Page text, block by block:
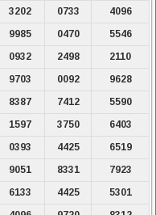
3202 0733
4096
9985 0470
5546
0932 2498
2110
9703 0092
9628
8387 7412
5590
1597 3750
6403
0393 4425
6519
9051 8331
7923
6133 4425
5301